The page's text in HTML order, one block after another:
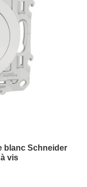
blanc Schneider
vis